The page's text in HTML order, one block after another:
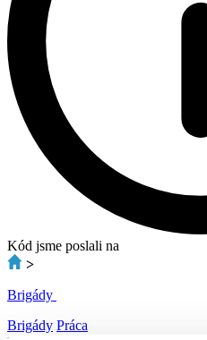
Kód jsme poslali na
>
Brigády
Brigády Práca